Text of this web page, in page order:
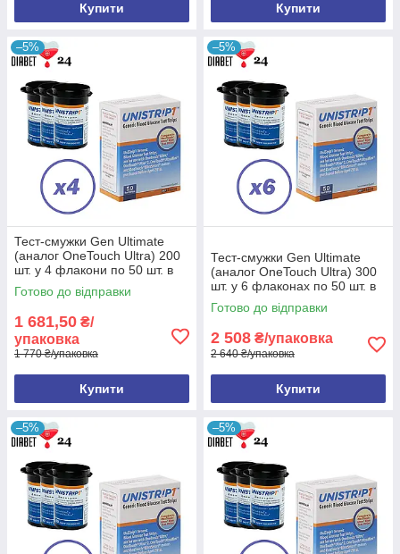
Купити Купити
–5%
Тест-смужки Gen Ultimate
(аналог OneTouch Ultra) 200
шт. у 4 флакони по 50 шт. в
упаковці
Готово до відправки
1 681,50 ₴/
упаковка
1 770 ₴/упаковка
Купити
–5%
Тест-смужки Gen Ultimate
(аналог OneTouch Ultra) 300
шт. у 6 флаконах по 50 шт. в
упаковці
Готово до відправки
2 508 ₴/упаковка
2 640 ₴/упаковка
Купити
–5% –5%